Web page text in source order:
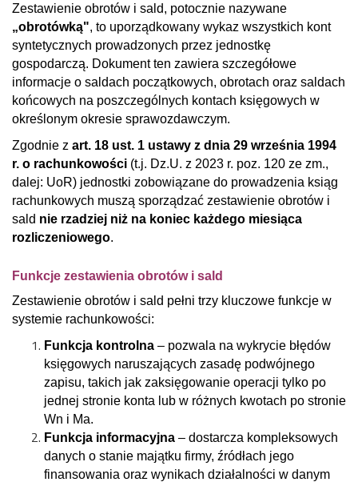
Zestawienie obrotów i sald, potocznie nazywane
„obrotówką", to uporządkowany wykaz wszystkich kont
syntetycznych prowadzonych przez jednostkę
gospodarczą. Dokument ten zawiera szczegółowe
informacje o saldach początkowych, obrotach oraz saldach
końcowych na poszczególnych kontach księgowych w
określonym okresie sprawozdawczym.
Zgodnie z art. 18 ust. 1 ustawy z dnia 29 września 1994
r. o rachunkowości (t.j. Dz.U. z 2023 r. poz. 120 ze zm.,
dalej: UoR) jednostki zobowiązane do prowadzenia ksiąg
rachunkowych muszą sporządzać zestawienie obrotów i
sald nie rzadziej niż na koniec każdego miesiąca
rozliczeniowego.
Funkcje zestawienia obrotów i sald
Zestawienie obrotów i sald pełni trzy kluczowe funkcje w
systemie rachunkowości:
Funkcja kontrolna – pozwala na wykrycie błędów
księgowych naruszających zasadę podwójnego
zapisu, takich jak zaksięgowanie operacji tylko po
jednej stronie konta lub w różnych kwotach po stronie
Wn i Ma.
Funkcja informacyjna – dostarcza kompleksowych
danych o stanie majątku firmy, źródłach jego
finansowania oraz wynikach działalności w danym